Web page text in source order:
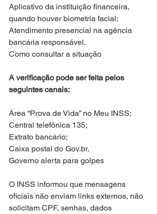
Aplicativo da instituição financeira,
quando houver biometria facial;
Atendimento presencial na agência
bancária responsável.
Como consultar a situação
A verificação pode ser feita pelos
seguintes canais:
Área “Prova de Vida” no Meu INSS;
Central telefônica 135;
Extrato bancário;
Caixa postal do Gov.br.
Governo alerta para golpes
O INSS informou que mensagens
oficiais não enviam links externos, não
solicitam CPF, senhas, dados